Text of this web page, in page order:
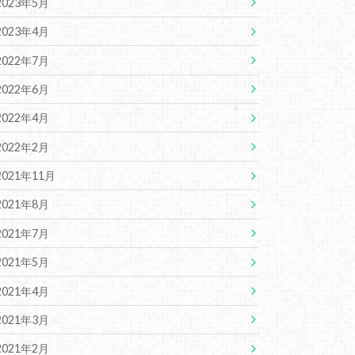
年4月
年7月
年6月
年4月
年2月
年11月
年8月
年7月
年5月
年4月
年3月
年2月